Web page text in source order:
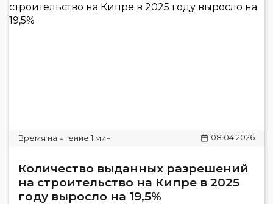
08.04.2026
Количество выданных разрешений
на строительство на Кипре в 2025
году выросло на 19,5%